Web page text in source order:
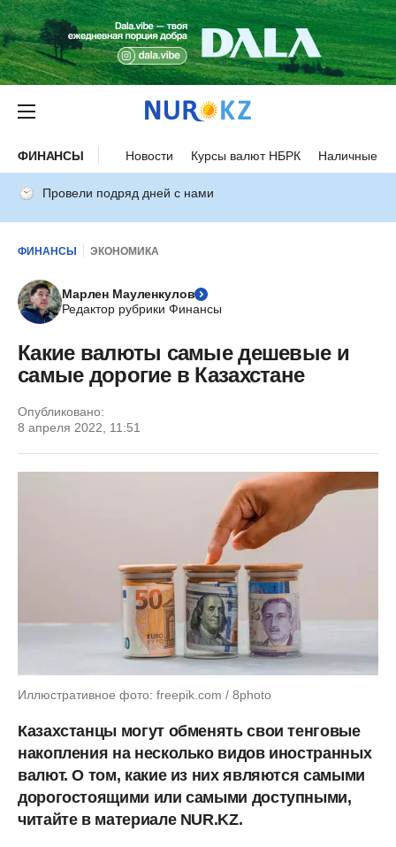
ФИНАНСЫ Новости Курсы валют НБРК Наличные
Провели подряд дней с нами
ФИНАНСЫ ЭКОНОМИКА
Марлен Мауленкулов
Редактор рубрики Финансы
Какие валюты самые дешевые и
самые дорогие в Казахстане
Опубликовано:
8 апреля 2022, 11:51
Иллюстративное фото: freepik.com / 8photo
Казахстанцы могут обменять свои тенговые
накопления на несколько видов иностранных
валют. О том, какие из них являются самыми
дорогостоящими или самыми доступными,
читайте в материале NUR.KZ.